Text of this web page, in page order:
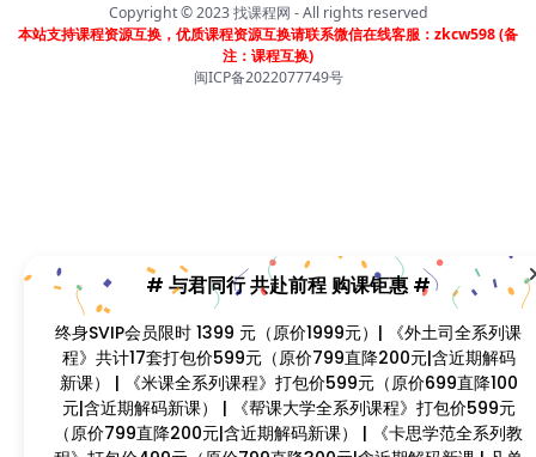
Copyright © 2023找课程网 - All rights reserved
本站支持课程资源互换，优质课程资源互换请联系微信在线客服：zkcw598 (备
注：课程互换)
闽ICP备2022077749号
100元|含近期解码新课） | 《帮课大学全系列课程》打包价
599元（原价799直降200元|含近期解码新课） | 《卡思学范
全系列教程》打包价499元（原价799直降300元|含近期解码
新课 | 凡单次购买课程原价超过300元，享受原价7折购课钜
惠！！